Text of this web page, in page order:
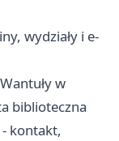
wydziały i e-
w
biblioteczna
kontakt,